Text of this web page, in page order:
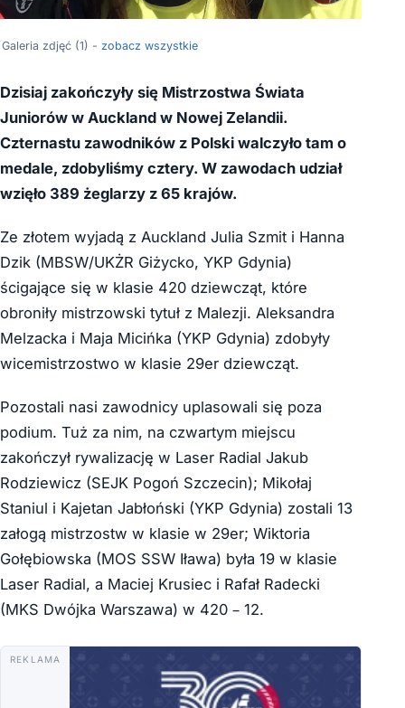
Galeria zdjęć (1) - zobacz wszystkie
Dzisiaj zakończyły się Mistrzostwa Świata
Juniorów w Auckland w Nowej Zelandii.
Czternastu zawodników z Polski walczyło tam o
medale, zdobyliśmy cztery. W zawodach udział
wzięło 389 żeglarzy z 65 krajów.
Ze złotem wyjadą z Auckland Julia Szmit i Hanna
Dzik (MBSW/UKŻR Giżycko, YKP Gdynia)
ścigające się w klasie 420 dziewcząt, które
obroniły mistrzowski tytuł z Malezji. Aleksandra
Melzacka i Maja Micińka (YKP Gdynia) zdobyły
wicemistrzostwo w klasie 29er dziewcząt.
Pozostali nasi zawodnicy uplasowali się poza
podium. Tuż za nim, na czwartym miejscu
zakończył rywalizację w Laser Radial Jakub
Rodziewicz (SEJK Pogoń Szczecin); Mikołaj
Staniul i Kajetan Jabłoński (YKP Gdynia) zostali 13
załogą mistrzostw w klasie w 29er; Wiktoria
Gołębiowska (MOS SSW Iława) była 19 w klasie
Laser Radial, a Maciej Krusiec i Rafał Radecki
(MKS Dwójka Warszawa) w 420 – 12.
REKLAMA